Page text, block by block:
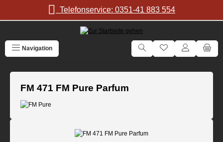
Zum Hauptinhalt springenTelefonservice: 0351-41 883 554
Navigation
FM 471 FM Pure Parfum
Bildergalerie überspringen